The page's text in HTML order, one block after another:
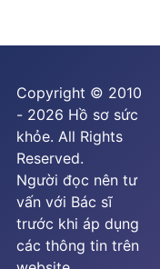
Copyright © 2010
- 2026 Hồ sơ sức
khỏe. All Rights
Reserved.
Người đọc nên tư
vấn với Bác sĩ
trước khi áp dụng
các thông tin trên